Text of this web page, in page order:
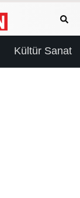
Kültür Sanat